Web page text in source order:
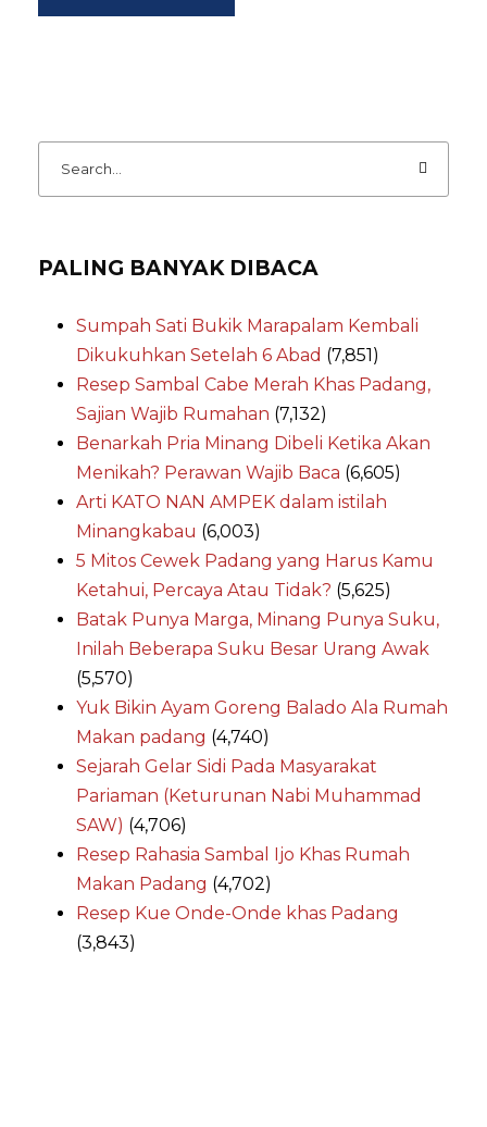
PALING BANYAK DIBACA
Sumpah Sati Bukik Marapalam Kembali
Dikukuhkan Setelah 6 Abad (7,851)
Resep Sambal Cabe Merah Khas Padang,
Sajian Wajib Rumahan (7,132)
Benarkah Pria Minang Dibeli Ketika Akan
Menikah? Perawan Wajib Baca (6,605)
Arti KATO NAN AMPEK dalam istilah
Minangkabau (6,003)
5 Mitos Cewek Padang yang Harus Kamu
Ketahui, Percaya Atau Tidak? (5,625)
Batak Punya Marga, Minang Punya Suku,
Inilah Beberapa Suku Besar Urang Awak
(5,570)
Yuk Bikin Ayam Goreng Balado Ala Rumah
Makan padang (4,740)
Sejarah Gelar Sidi Pada Masyarakat
Pariaman (Keturunan Nabi Muhammad
SAW) (4,706)
Resep Rahasia Sambal Ijo Khas Rumah
Makan Padang (4,702)
Resep Kue Onde-Onde khas Padang
(3,843)